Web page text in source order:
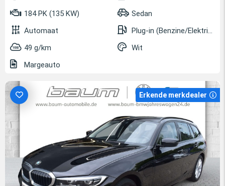
184 PK (135 KW)
Sedan
Automaat
Plug-in (Benzine/Elektrisch)
49 g/km
Wit
Margeauto
Erkende merkdealer